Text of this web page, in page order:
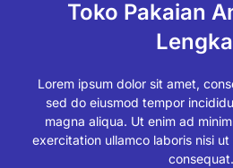
Toko Pakaian
Lorem ipsum dolor sit amet,
sed do eiusmod tempor
magna aliqua. Ut enim ad
exercitation ullamco laboris nisi
consequat.